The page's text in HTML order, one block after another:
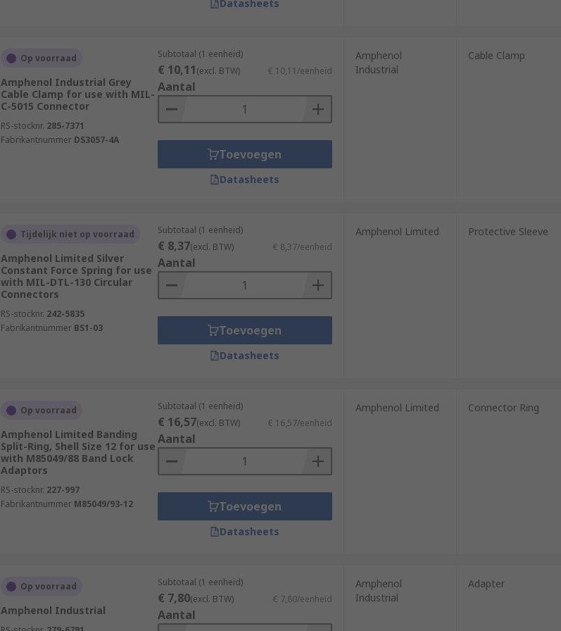
Datasheets
Op voorraad
Amphenol Industrial Grey
Cable Clamp for use with MIL-
C-5015 Connector
RS-stocknr. 285-7371
Fabrikantnummer DS3057-4A
Subtotaal (1 eenheid)
€ 10,11(excl. BTW) € 10,11/eenheid
Aantal
Toevoegen
Datasheets
Amphenol
Industrial
Cable Clamp
Tijdelijk niet op voorraad
Amphenol Limited Silver
Constant Force Spring for use
with MIL-DTL-130 Circular
Connectors
RS-stocknr. 242-5835
Fabrikantnummer BS1-03
Subtotaal (1 eenheid)
€ 8,37(excl. BTW) € 8,37/eenheid
Aantal
Toevoegen
Datasheets
Amphenol Limited Protective Sleeve
Op voorraad
Amphenol Limited Banding
Split-Ring, Shell Size 12 for use
with M85049/88 Band Lock
Adaptors
RS-stocknr. 227-997
Fabrikantnummer M85049/93-12
Subtotaal (1 eenheid)
€ 16,57(excl. BTW) € 16,57/eenheid
Aantal
Toevoegen
Datasheets
Amphenol Limited Connector Ring
Op voorraad
Amphenol Industrial
Subtotaal (1 eenheid)
€ 7,80(excl. BTW) € 7,80/eenheid
Aantal
Amphenol
Industrial
Adapter